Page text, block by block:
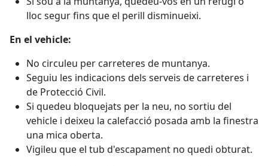
lloc segur fins que el perill disminueixi.
En el vehicle:
No circuleu per carreteres de muntanya.
Seguiu les indicacions dels serveis de carreteres i
de Protecció Civil.
Si quedeu bloquejats per la neu, no sortiu del
vehicle i deixeu la calefacció posada amb la finestra
una mica oberta.
Vigileu que el tub d'escapament no quedi obturat.